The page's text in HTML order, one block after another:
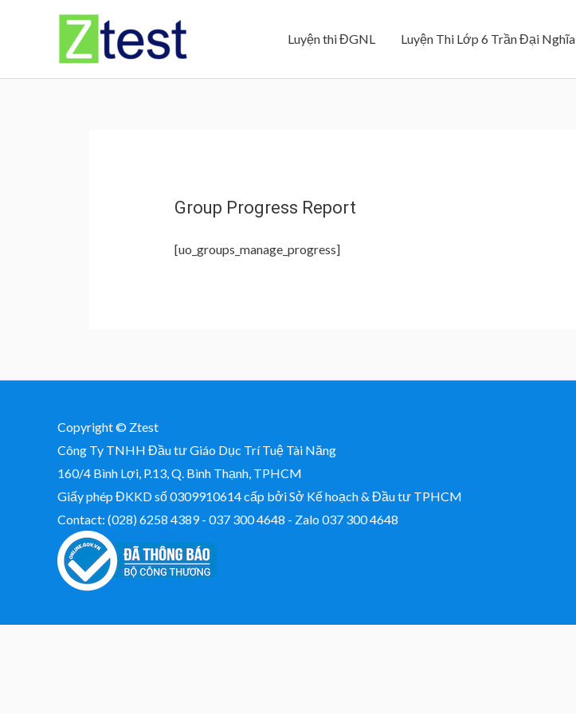
Luyện thi ĐGNL Luyện Thi Lớp 6 Trần Đại Nghĩa
Group Progress Report
[uo_groups_manage_progress]
Copyright © Ztest
Công Ty TNHH Đầu tư Giáo Dục Trí Tuệ Tài Năng
160/4 Bình Lợi, P.13, Q. Bình Thạnh, TPHCM
Giấy phép ĐKKD số 0309910614 cấp bởi Sở Kế hoạch & Đầu tư TPHCM
Contact: (028) 6258 4389 - 037 300 4648 - Zalo 037 300 4648